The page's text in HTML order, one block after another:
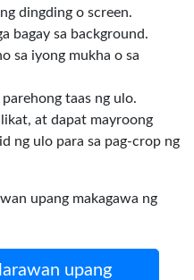
dingding o screen.
bagay sa background.
sa iyong mukha o sa
parehong taas ng ulo.
at dapat mayroong
ng ulo para sa pag-crop ng
upang makagawa ng
upang